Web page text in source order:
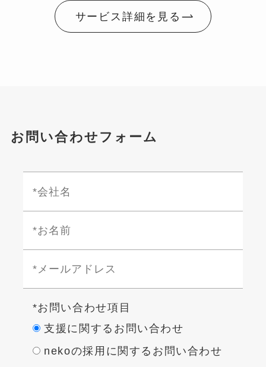
サービス詳細を見る
お問い合わせフォーム
*お問い合わせ項目
支援に関するお問い合わせ
nekoの採用に関するお問い合わせ